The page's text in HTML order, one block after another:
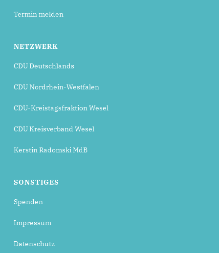
Termin melden
NETZWERK
CDU Deutschlands
CDU Nordrhein-Westfalen
CDU-Kreistagsfraktion Wesel
CDU Kreisverband Wesel
Kerstin Radomski MdB
SONSTIGES
Spenden
Impressum
Datenschutz